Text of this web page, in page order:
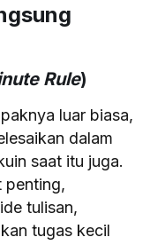
Rule)
luar biasa,
dalam
saat itu juga.
penting,
tulisan,
tugas kecil